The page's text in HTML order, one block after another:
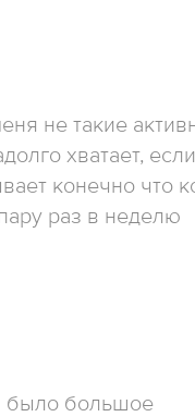
не такие
хватает, если
конечно что
раз в неделю
было большое